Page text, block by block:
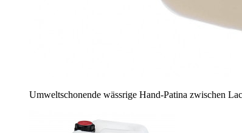
Umweltschonende wässrige Hand-Patina zwischen